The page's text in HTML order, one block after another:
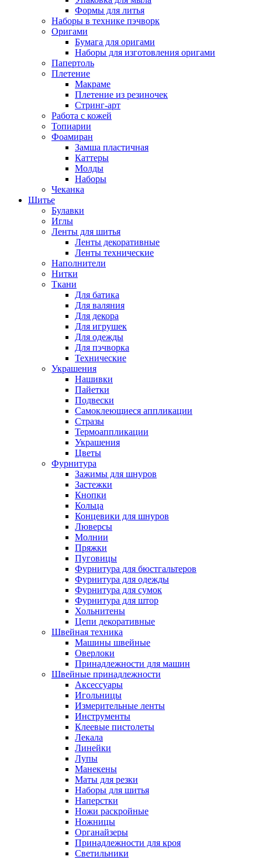
Формы для литья
Наборы в технике пэчворк
Оригами
Бумага для оригами
Наборы для изготовления оригами
Папертоль
Плетение
Макраме
Плетение из резиночек
Стринг-арт
Работа с кожей
Топиарии
Фоамиран
Замша пластичная
Каттеры
Молды
Наборы
Чеканка
Шитье
Булавки
Иглы
Ленты для шитья
Ленты декоративные
Ленты технические
Наполнители
Нитки
Ткани
Для батика
Для валяния
Для декора
Для игрушек
Для одежды
Для пэчворка
Технические
Украшения
Нашивки
Пайетки
Подвески
Самоклеющиеся аппликации
Стразы
Термоаппликации
Украшения
Цветы
Фурнитура
Зажимы для шнуров
Застежки
Кнопки
Кольца
Концевики для шнуров
Люверсы
Молнии
Пряжки
Пуговицы
Фурнитура для бюстгальтеров
Фурнитура для одежды
Фурнитура для сумок
Фурнитура для штор
Хольнитены
Цепи декоративные
Швейная техника
Машины швейные
Оверлоки
Принадлежности для машин
Швейные принадлежности
Аксессуары
Игольницы
Измерительные ленты
Инструменты
Клеевые пистолеты
Лекала
Линейки
Лупы
Манекены
Маты для резки
Наборы для шитья
Наперстки
Ножи раскройные
Ножницы
Органайзеры
Принадлежности для кроя
Светильники